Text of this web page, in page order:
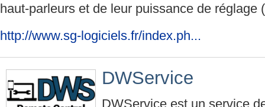
haut-parleurs et de leur puissance de réglage
http://www.sg-logiciels.fr/index.ph...
DWService
DWService est un service